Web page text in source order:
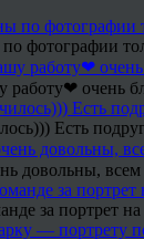
фотографии
работу❤ очень
Есть
довольны,
за портрет на